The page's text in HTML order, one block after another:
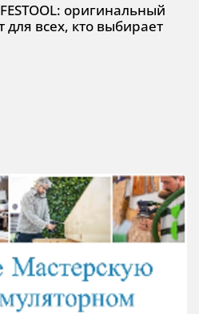
оригинальный
всех, кто выбирает